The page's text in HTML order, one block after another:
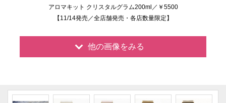
アロマキット クリスタルグラム200ml／￥5500
【11/14発売／全店舗発売・各店数量限定】
他の画像をみる